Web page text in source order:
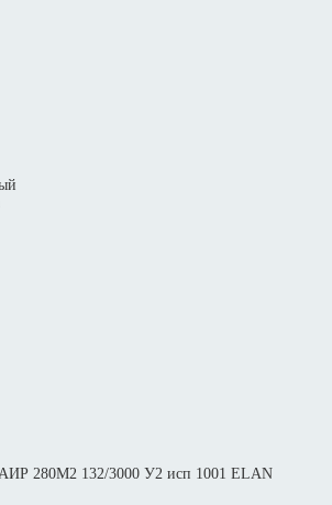
АИР 280М2 132/3000 У2 исп 1001 ELAN